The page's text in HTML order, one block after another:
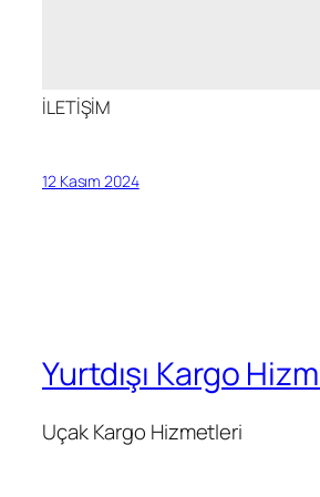
İLETİŞİM
12 Kasım 2024
Yurtdışı Kargo
Uçak Kargo Hizmetleri